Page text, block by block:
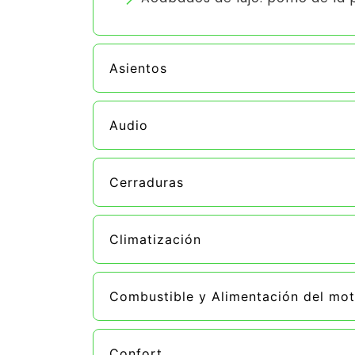
Asientos
Audio
Cerraduras
Climatización
Combustible y Alimentación del